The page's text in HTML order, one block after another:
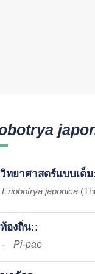
ทยาศาสตร์แบบเต็ม:
Eriobotrya japonica
องถิ่น::
- Pi-pae